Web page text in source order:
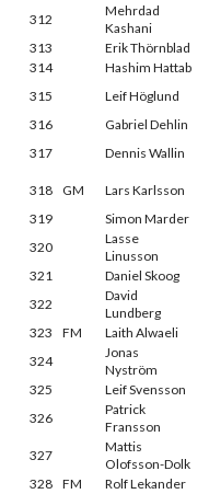
312
Mehrdad
Kashani
313
Erik Thörnblad
314
Hashim Hattab
315
Leif Höglund
316
Gabriel Dehlin
317
Dennis Wallin
318 GM Lars Karlsson
319
Simon Marder
320
Lasse
Linusson
321
Daniel Skoog
322
David
Lundberg
323
FM Laith Alwaeli
324
Jonas
Nyström
325
Leif Svensson
326
Patrick
Fransson
327
Mattis
Olofsson-Dolk
328 FM Rolf Lekander